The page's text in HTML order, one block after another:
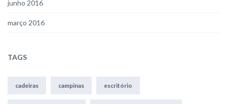
junho 2016
março 2016
TAGS
cadeiras campinas escritório